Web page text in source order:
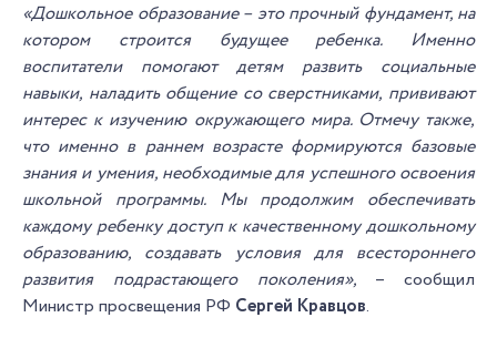
«Дошкольное образование – это прочный фундамент, на
котором строится будущее ребенка. Именно
воспитатели помогают детям развить социальные
навыки, наладить общение со сверстниками, прививают
интерес к изучению окружающего мира. Отмечу также,
что именно в раннем возрасте формируются базовые
знания и умения, необходимые для успешного освоения
школьной программы. Мы продолжим обеспечивать
каждому ребенку доступ к качественному дошкольному
образованию, создавать условия для всестороннего
развития подрастающего поколения», – сообщил
Министр просвещения РФ Сергей Кравцов.